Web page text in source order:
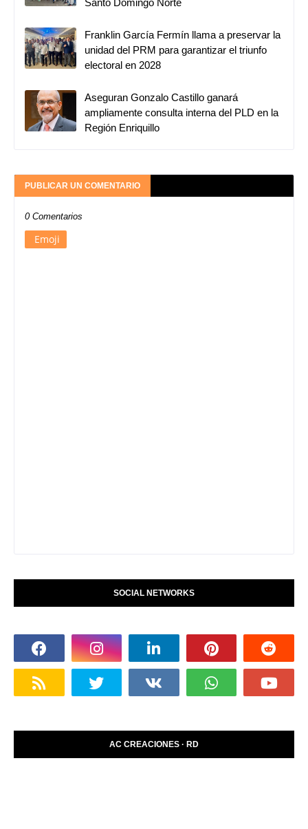
Franklin García Fermín llama a preservar la
unidad del PRM para garantizar el triunfo
electoral en 2028
Aseguran Gonzalo Castillo ganará
ampliamente consulta interna del PLD en la
Región Enriquillo
PUBLICAR UN COMENTARIO
0 Comentarios
Emoji
SOCIAL NETWORKS
AC CREACIONES · RD